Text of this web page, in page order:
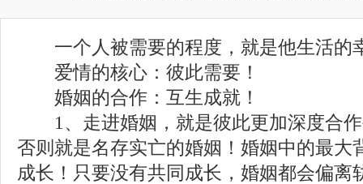
一个人被需要的程度，就是他生活的
爱情的核心：彼此需要！
婚姻的合作：互生成就！
1、走进婚姻，就是彼此更加深度合作
否则就是名存实亡的婚姻！婚姻中的最大
成长！只要没有共同成长，婚姻都会偏离